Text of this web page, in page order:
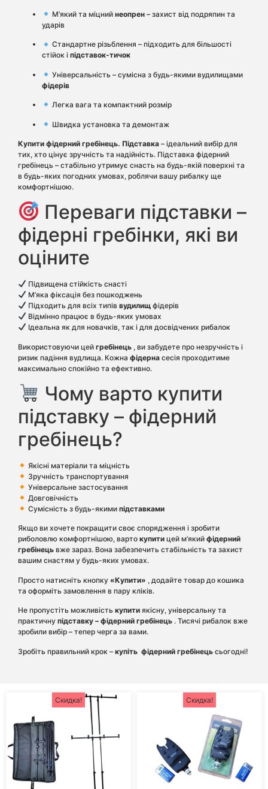
М’який та міцний неопрен– захист від подряпин та
ударів
Стандартне різьблення – підходить для більшості
стійок і підставок-тичок
Універсальність – сумісна з будь-якими вудилищами
фідерів
Легка вага та компактний розмір
Швидка установка та демонтаж
Купити фідерний гребінець. Підставка – ідеальний вибір для
тих, хто цінує зручність та надійність. Підставка фідерний
гребінець – стабільно утримує снасть на будь-якій поверхні та
в будь-яких погодних умовах, роблячи вашу рибалку ще
комфортнішою.
Переваги підставки –
фідерні гребінки, які ви
оціните
Підвищена стійкість снасті
М’яка фіксація без пошкоджень
Підходить для всіх типів вудилищфідерів
Відмінно працює в будь-яких умовах
Ідеальна як для новачків, так і для досвідчених рибалок
Використовуючи цей гребінець , ви забудете про незручність і
ризик падіння вудлища. Кожна фідерна сесія проходитиме
максимально спокійно та ефективно.
Чому варто купити
підставку – фідерний
гребінець?
Якісні матеріали та міцність
Зручність транспортування
Універсальне застосування
Довговічність
Сумісність з будь-якими підставками
Якщо ви хочете покращити своє спорядження і зробити
риболовлю комфортнішою, варто купити цей м’який фідерний
гребінець вже зараз. Вона забезпечить стабільність та захист
вашим снастям у будь-яких умовах.
Просто натисніть кнопку «Купити» , додайте товар до кошика
та оформіть замовлення в пару кліків.
Не пропустіть можливість купити якісну, універсальну та
практичну підставку – фідерний гребінець . Тисячі рибалок вже
зробили вибір – тепер черга за вами.
Зробіть правильний крок – купіть фідерний гребінець сьогодні!
Скидка! Скидка!